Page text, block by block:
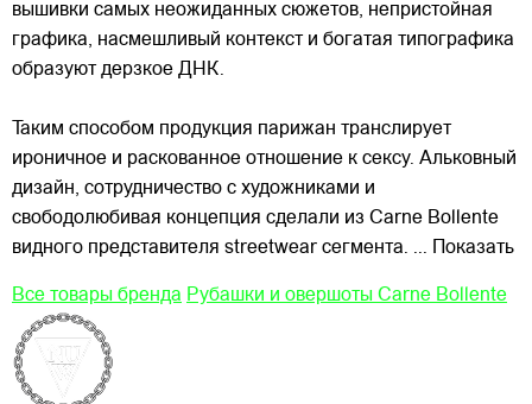
вышивки самых неожиданных сюжетов, непристойная
графика, насмешливый контекст и богатая типографика
образуют дерзкое ДНК.
Таким способом продукция парижан транслирует
ироничное и раскованное отношение к сексу. Альковный
дизайн, сотрудничество с художниками и
свободолюбивая концепция сделали из Carne Bollente
видного представителя streetwear сегмента. ... Показать
Все товары бренда Рубашки и овершоты Carne Bollente